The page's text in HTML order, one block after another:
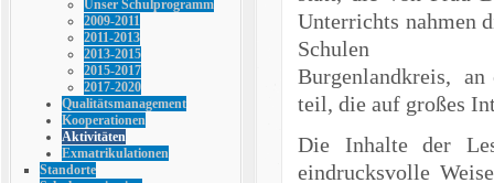
Unser Schulprogramm
2009-2011
2011-2013
2013-2015
2015-2017
2017-2020
Qualitätsmanagement
Kooperationen
Aktivitäten
Exmatrikulationen
Standorte
Unterrichts nahmen
Schulen
Burgenlandkreis, an
teil, die auf großes
Die Inhalte der
eindrucksvolle